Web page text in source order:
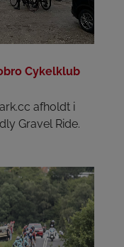
Cykelklub
afholdt i
Gravel Ride.